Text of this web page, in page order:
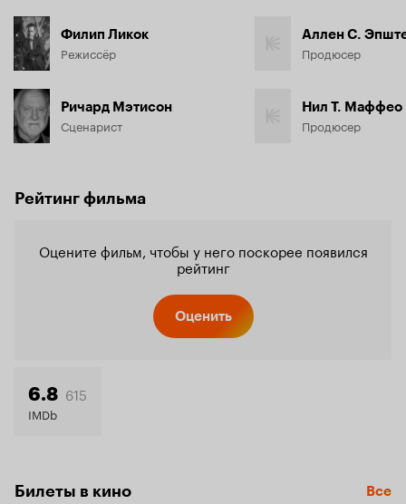
Филип Ликок
Режиссёр
Ричард Мэтисон
Сценарист
Аллен С.
Продюсер
Нил Т. Маффео
Продюсер
Рейтинг фильма
Оцените фильм, чтобы у него поскорее появился
рейтинг
Оценить
6.8 615
IMDb
Билеты в кино Все